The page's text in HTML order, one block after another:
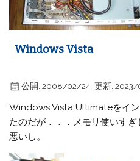
Windows Vista
公開: 2008/02/24 更新: 2023/
Windows Vista Ultimateをイ
たのだが．．．メモリ使いす
悪いし。